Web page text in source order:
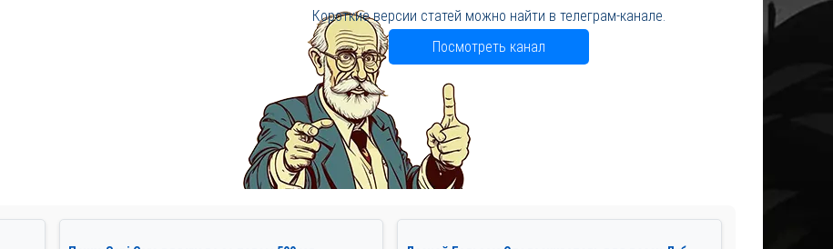
Короткие версии статей можно найти в телеграм-канале.
Посмотреть канал